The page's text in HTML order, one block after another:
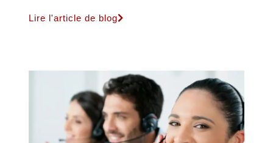
Lire l'article de blog